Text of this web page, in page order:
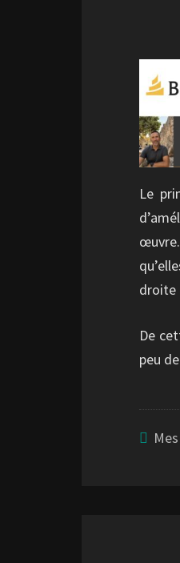
Le
droite
De
peu